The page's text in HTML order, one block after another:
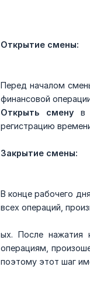
Открытие смены:
Перед началом
финансовой
Открыть смену в
регистрацию
Закрытие смены:
В конце рабочего
всех операций,
ых. После нажатия
операциям,
поэтому этот шаг